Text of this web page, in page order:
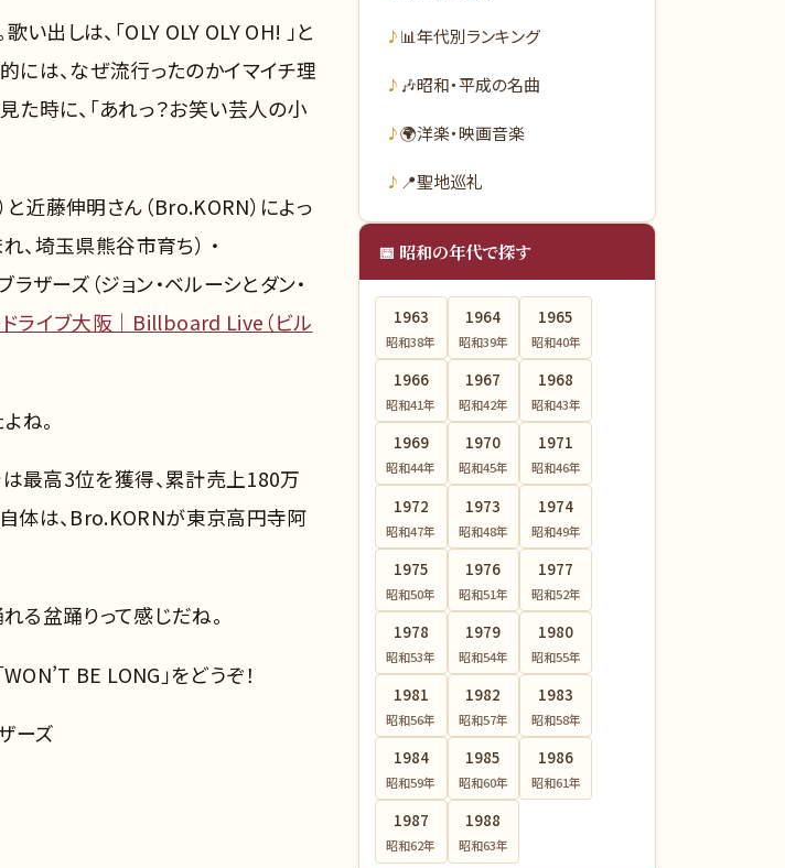
い出しは、「OLY OLY OLY OH! 」と
には、なぜ流行ったのかイマイチ理
た時に、「あれっ？お笑い芸人の小
近藤伸明さん（Bro.KORN）によっ
、埼玉県熊谷市育ち） ・
ザーズ（ジョン・ベルーシとダン・
ライブ大阪｜Billboard Live（ビル
ね。
は最高3位を獲得、累計売上180万
自体は、Bro.KORNが東京高円寺阿
る盆踊りって感じだね。
BE LONG」をどうぞ！
ーズ
📊年代別ランキング
🎶昭和・平成の名曲
🌍洋楽・映画音楽
📍聖地巡礼
📅 昭和の年代で探す
1963
昭和38年
1964
昭和39年
1965
昭和40年
1966
昭和41年
1967
昭和42年
1968
昭和43年
1969
昭和44年
1970
昭和45年
1971
昭和46年
1972
昭和47年
1973
昭和48年
1974
昭和49年
1975
昭和50年
1976
昭和51年
1977
昭和52年
1978
昭和53年
1979
昭和54年
1980
昭和55年
1981
昭和56年
1982
昭和57年
1983
昭和58年
1984
昭和59年
1985
昭和60年
1986
昭和61年
1987
昭和62年
1988
昭和63年